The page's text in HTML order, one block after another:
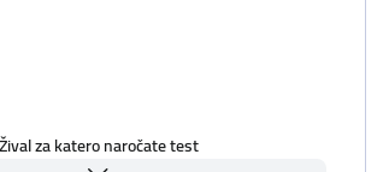
Žival za katero naročate test